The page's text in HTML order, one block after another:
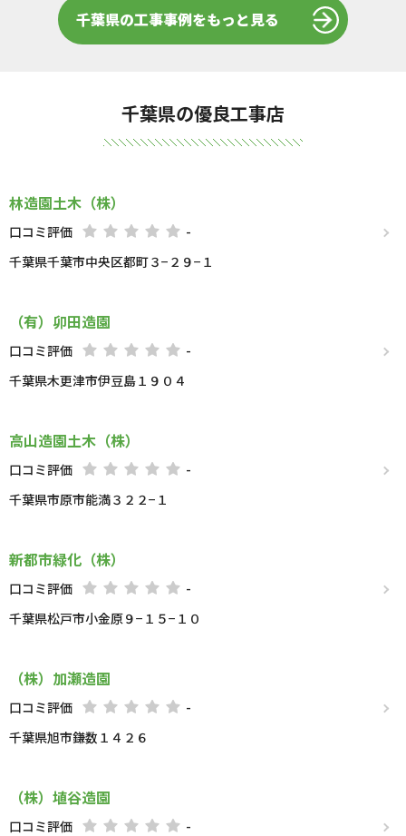
千葉県の工事事例をもっと見る
千葉県の優良工事店
林造園土木（株）
口コミ評価
-
千葉県千葉市中央区都町３−２９−１
（有）卯田造園
口コミ評価
-
千葉県木更津市伊豆島１９０４
高山造園土木（株）
口コミ評価
-
千葉県市原市能満３２２−１
新都市緑化（株）
口コミ評価
-
千葉県松戸市小金原９−１５−１０
（株）加瀬造園
口コミ評価
-
千葉県旭市鎌数１４２６
（株）埴谷造園
口コミ評価
-